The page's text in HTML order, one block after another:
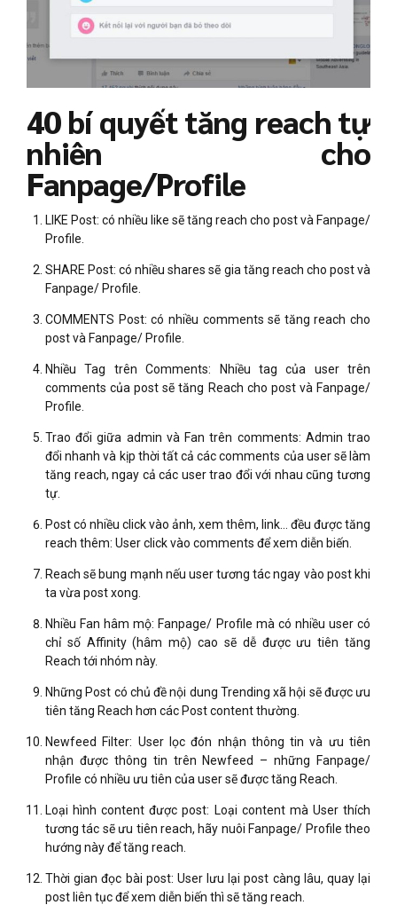
40 bí quyết tăng reach tự
nhiên cho
Fanpage/Profile
LIKE Post: có nhiều like sẽ tăng reach cho post và Fanpage/
Profile.
SHARE Post: có nhiều shares sẽ gia tăng reach cho post và
Fanpage/ Profile.
COMMENTS Post: có nhiều comments sẽ tăng reach cho
post và Fanpage/ Profile.
Nhiều Tag trên Comments: Nhiều tag của user trên
comments của post sẽ tăng Reach cho post và Fanpage/
Profile.
Trao đổi giữa admin và Fan trên comments: Admin trao
đổi nhanh và kịp thời tất cả các comments của user sẽ làm
tăng reach, ngay cả các user trao đổi với nhau cũng tương
tự.
Post có nhiều click vào ảnh, xem thêm, link… đều được tăng
reach thêm: User click vào comments để xem diễn biến.
Reach sẽ bung mạnh nếu user tương tác ngay vào post khi
ta vừa post xong.
Nhiều Fan hâm mộ: Fanpage/ Profile mà có nhiều user có
chỉ số Affinity (hâm mộ) cao sẽ dễ được ưu tiên tăng
Reach tới nhóm này.
Những Post có chủ đề nội dung Trending xã hội sẽ được ưu
tiên tăng Reach hơn các Post content thường.
Newfeed Filter: User lọc đón nhận thông tin và ưu tiên
nhận được thông tin trên Newfeed – những Fanpage/
Profile có nhiều ưu tiên của user sẽ được tăng Reach.
Loại hình content được post: Loại content mà User thích
tương tác sẽ ưu tiên reach, hãy nuôi Fanpage/ Profile theo
hướng này để tăng reach.
Thời gian đọc bài post: User lưu lại post càng lâu, quay lại
post liên tục để xem diễn biến thì sẽ tăng reach.